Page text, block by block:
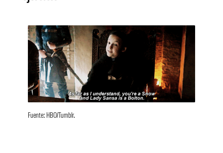
Fuente: HBO/Tumblr.